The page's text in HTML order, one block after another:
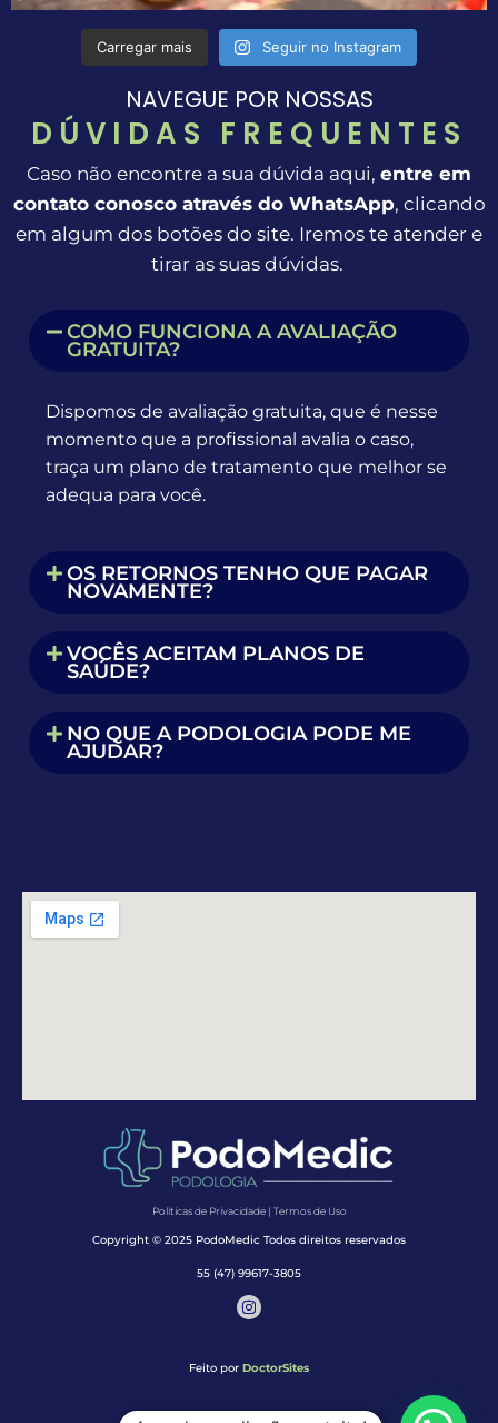
Carregar mais Seguir no Instagram
NAVEGUE POR NOSSAS
DÚVIDAS FREQUENTES
Caso não encontre a sua dúvida aqui, entre em
contato conosco através do WhatsApp, clicando
em algum dos botões do site. Iremos te atender e
tirar as suas dúvidas.
COMO FUNCIONA A AVALIAÇÃO
GRATUITA?
Dispomos de avaliação gratuita, que é nesse
momento que a profissional avalia o caso,
traça um plano de tratamento que melhor se
adequa para você.
OS RETORNOS TENHO QUE PAGAR
NOVAMENTE?
VOCÊS ACEITAM PLANOS DE
SAÚDE?
NO QUE A PODOLOGIA PODE ME
AJUDAR?
Políticas de Privacidade | Termos de Uso
Copyright © 2025 PodoMedic Todos direitos reservados
55 (47) 99617-3805
Feito por DoctorSites